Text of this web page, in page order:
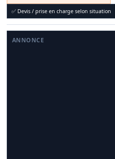
✅ Devis / prise en charge selon situation
ANNONCE